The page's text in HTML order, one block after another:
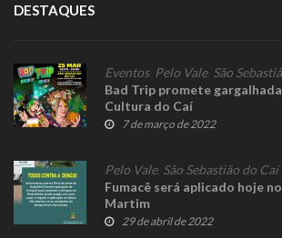
DESTAQUES
Eventos, Pelo Vale, São
Bad Trip promete
Cultura do Caí
7 de março de 2022
Pelo Vale, São Sebastião do Caí
Fumacê será aplicado hoje
Martim
29 de abril de 2022